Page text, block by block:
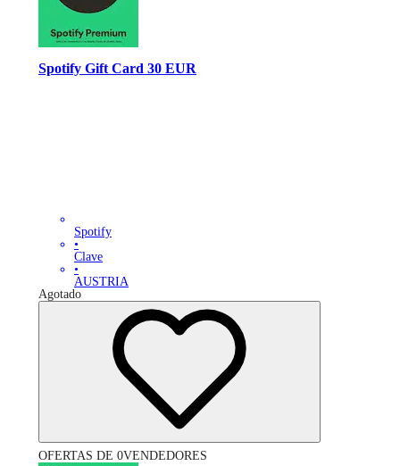
Spotify Gift Card 30 EUR
Spotify
•
Clave
•
AUSTRIA
Agotado
OFERTAS DE 0VENDEDORES